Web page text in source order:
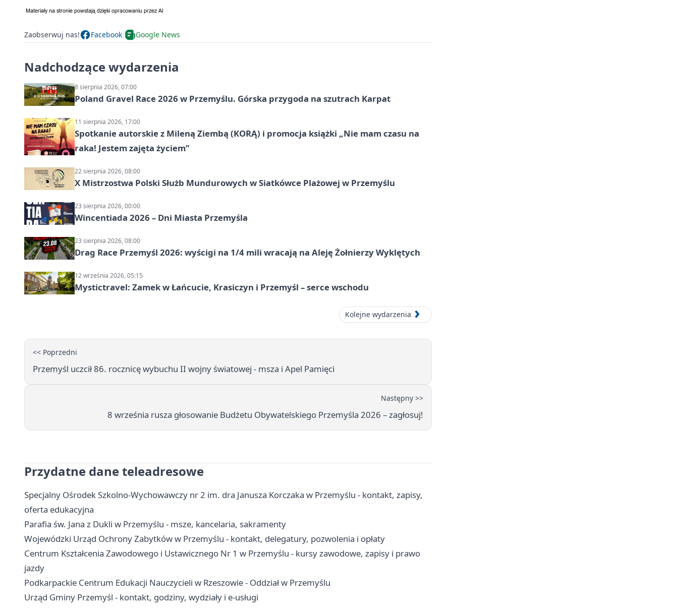
Zaobserwuj nas! Facebook Google News
Nadchodzące wydarzenia
8 sierpnia 2026, 07:00
Poland Gravel Race 2026 w Przemyślu. Górska przygoda na szutrach Karpat
11 sierpnia 2026, 17:00
Spotkanie autorskie z Mileną Ziembą (KORĄ) i promocja książki „Nie mam czasu na
raka! Jestem zajęta życiem”
22 sierpnia 2026, 08:00
X Mistrzostwa Polski Służb Mundurowych w Siatkówce Plażowej w Przemyślu
23 sierpnia 2026, 00:00
Wincentiada 2026 – Dni Miasta Przemyśla
23 sierpnia 2026, 08:00
Drag Race Przemyśl 2026: wyścigi na 1/4 mili wracają na Aleję Żołnierzy Wyklętych
12 września 2026, 05:15
Mystictravel: Zamek w Łańcucie, Krasiczyn i Przemyśl – serce wschodu
Kolejne wydarzenia
<< Poprzedni
Przemyśl uczcił 86. rocznicę wybuchu II wojny światowej - msza i Apel Pamięci
Następny >>
8 września rusza głosowanie Budżetu Obywatelskiego Przemyśla 2026 – zagłosuj!
Przydatne dane teleadresowe
Specjalny Ośrodek Szkolno-Wychowawczy nr 2 im. dra Janusza Korczaka w Przemyślu - kontakt, zapisy,
oferta edukacyjna
Parafia św. Jana z Dukli w Przemyślu - msze, kancelaria, sakramenty
Wojewódzki Urząd Ochrony Zabytków w Przemyślu - kontakt, delegatury, pozwolenia i opłaty
Centrum Kształcenia Zawodowego i Ustawicznego Nr 1 w Przemyślu - kursy zawodowe, zapisy i prawo
jazdy
Podkarpackie Centrum Edukacji Nauczycieli w Rzeszowie - Oddział w Przemyślu
Urząd Gminy Przemyśl - kontakt, godziny, wydziały i e-usługi